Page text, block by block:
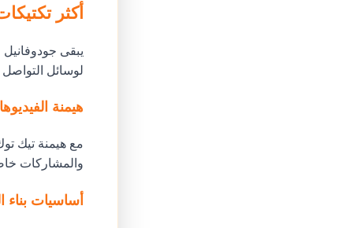
أكثر
يبقى
لوسائل التواصل
هيمنة
مع هيمنة تيك
والمشاركات
أساسيات بناء